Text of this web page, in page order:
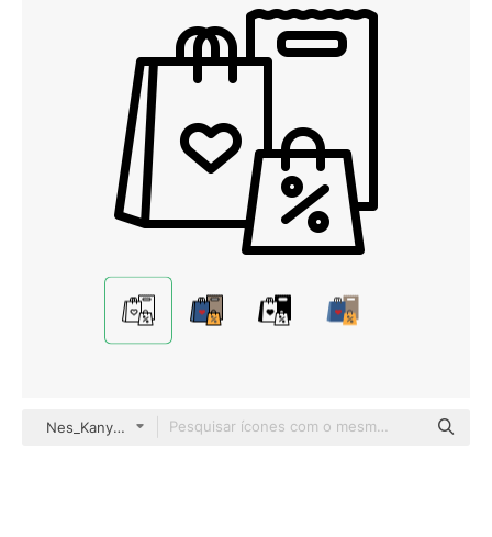
Nes_Kanyanee Detailed Outline